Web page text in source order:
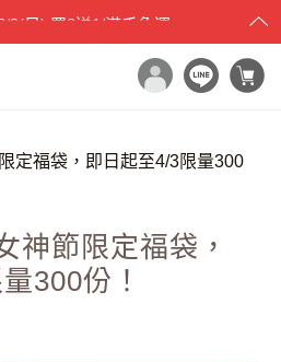
至8/15(六) 9折碼：88520
x
定福袋，即日起至4/3限量300
神節限定福袋，
300份！